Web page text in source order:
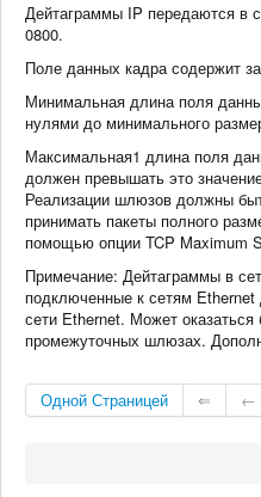
Дейтаграммы IP передаются в
0800.
Поле данных кадра содержит
Минимальная длина поля
нулями до минимального
Максимальная1 длина поля
должен превышать это
Реализации шлюзов должны
принимать пакеты полного
помощью опции TCP Maximum
Примечание: Дейтаграммы в
подключенные к сетям
сети Ethernet. Может
промежуточных шлюзах.
Одной Страницей ⇐ ←